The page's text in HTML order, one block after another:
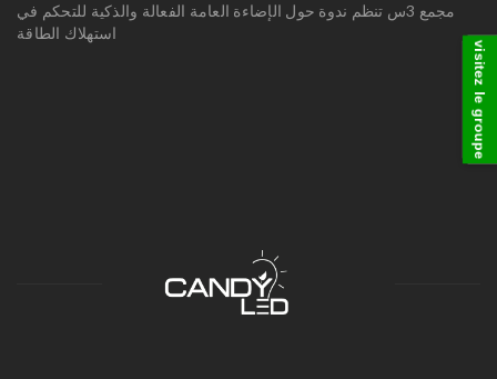
مجمع 3س تنظم ندوة حول الإضاءة العامة الفعالة والذكية للتحكم في
استهلاك الطاقة
visitez le groupe